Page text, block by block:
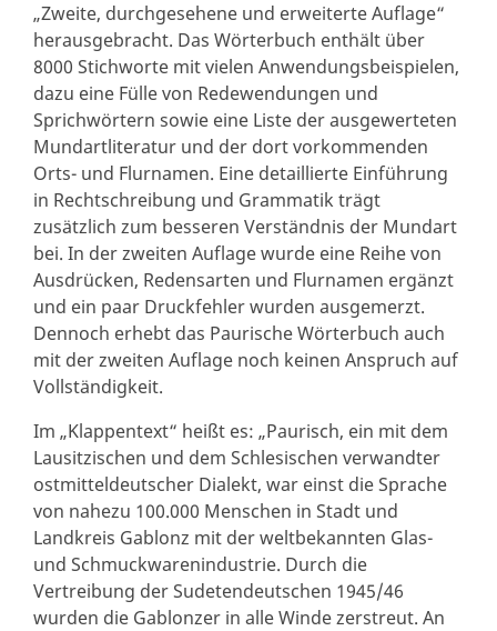
„Zweite, durchgesehene und erweiterte Auflage“
herausgebracht. Das Wörterbuch enthält über
8000 Stichworte mit vielen Anwen­dungsbeispielen,
dazu eine Fülle von Redewendungen und
Sprichwörtern sowie eine Liste der ausgewerteten
Mundart­literatur und der dort vorkommenden
Orts- und Flurnamen. Eine detaillierte Einführung
in Rechtschreibung und Grammatik trägt
zusätzlich zum besseren Verständnis der Mundart
bei. In der zweiten Auflage wurde eine Reihe von
Ausdrücken, Redensarten und Flurnamen ergänzt
und ein paar Druckfehler wurden ausgemerzt.
Dennoch erhebt das Paurische Wörterbuch auch
mit der zweiten Auflage noch keinen Anspruch auf
Vollständigkeit.
Im „Klappentext“ heißt es: „Paurisch, ein mit dem
Lausitzischen und dem Schlesischen verwandter
ostmitteldeutscher Dialekt, war einst die Sprache
von nahezu 100.000 Menschen in Stadt und
Landkreis Gablonz mit der weltbekannten Glas-
und Schmuckwarenindustrie. Durch die
Vertreibung der Sudetendeutschen 1945/46
wurden die Gablonzer in alle Winde zerstreut. An